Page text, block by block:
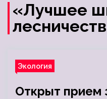
«Лучшее
Экология
Открыт прием